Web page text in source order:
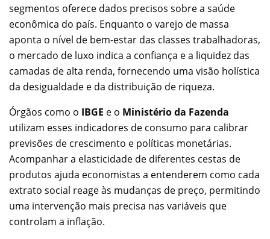
segmentos oferece dados precisos sobre a saúde
econômica do país. Enquanto o varejo de massa
aponta o nível de bem-estar das classes trabalhadoras,
o mercado de luxo indica a confiança e a liquidez das
camadas de alta renda, fornecendo uma visão holística
da desigualdade e da distribuição de riqueza.
Órgãos como o IBGE e o Ministério da Fazenda
utilizam esses indicadores de consumo para calibrar
previsões de crescimento e políticas monetárias.
Acompanhar a elasticidade de diferentes cestas de
produtos ajuda economistas a entenderem como cada
extrato social reage às mudanças de preço, permitindo
uma intervenção mais precisa nas variáveis que
controlam a inflação.